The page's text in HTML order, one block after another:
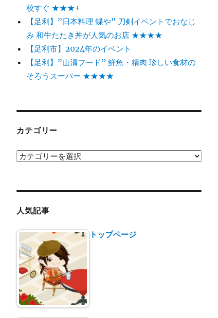
校すぐ ★★★+
【足利】”日本料理 蝶や” 刀剣イベントでおなじ
み 和牛たたき丼が人気のお店 ★★★★
【足利市】2024年のイベント
【足利】”山清フード” 鮮魚・精肉 珍しい食材の
そろうスーパー ★★★★
カテゴリー
カ
ー
人気記事
トップページ